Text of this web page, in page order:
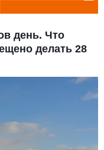
день. Что
делать 28